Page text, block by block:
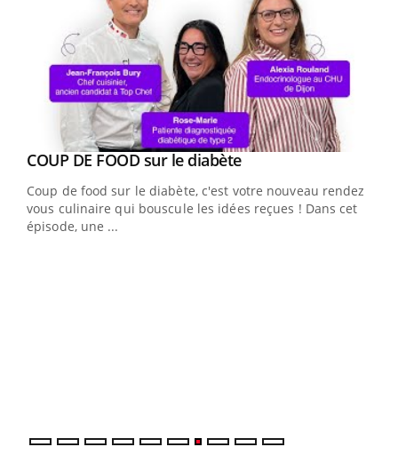
Youtube
COUP DE FOOD sur le diabèteYoutube
Coup de food sur le diabète, c'est votre nouveau rendez-
vous culinaire qui bouscule les idées reçues ! Dans cet
épisode, une ...